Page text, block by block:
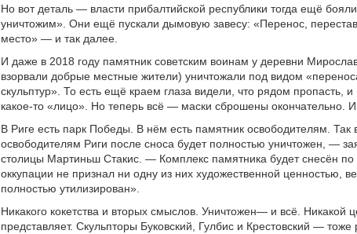
Но вот деталь — власти прибалтийской республики тогда ещё
уничтожим». Они ещё пускали дымовую завесу: «Перенос,
место» — и так далее.
И даже в 2018 году памятник советским воинам у деревни
взорвали добрые местные жители) уничтожали под видом
скульптур». То есть ещё краем глаза видели, что рядом пропасть, и
какое-то «лицо». Но теперь всё — маски сброшены окончательно. И
В Риге есть парк Победы. В нём есть памятник освободителям. Так
освободителям Риги после сноса будет полностью уничтожен, —
столицы Мартиньш Стакис. — Комплекс памятника будет снесён по
оккупации не признал ни одну из них художественной ценностью,
полностью утилизирован».
Никакого кокетства и вторых смыслов. Уничтожен— и всё. Никакой
представляет. Скульпторы Буковский, Гулбис и Крестовский — тоже